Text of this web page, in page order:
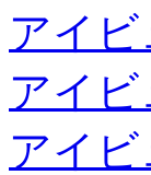
アイ
アイ
アイ